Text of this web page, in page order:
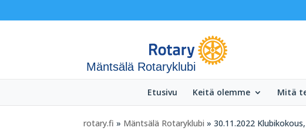
Mäntsälä Rotaryklubi
Etusivu Keitä olemme Mitä
rotary.fi » Mäntsälä Rotaryklubi » 30.11.2022